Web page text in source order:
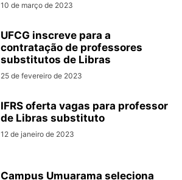
10 de março de 2023
UFCG inscreve para a
contratação de professores
substitutos de Libras
25 de fevereiro de 2023
IFRS oferta vagas para professor
de Libras substituto
12 de janeiro de 2023
Campus Umuarama seleciona